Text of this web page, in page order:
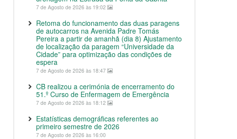
7 de Agosto de 2026 às 19:02
Retoma do funcionamento das duas paragens
de autocarros na Avenida Padre Tomás
Pereira a partir de amanhã (dia 8) Ajustamento
de localização da paragem “Universidade da
Cidade” para optimização das condições de
espera
7 de Agosto de 2026 às 18:47
CB realizou a cerimónia de encerramento do
51.º Curso de Enfermagem de Emergência
7 de Agosto de 2026 às 18:12
Estatísticas demográficas referentes ao
primeiro semestre de 2026
7 de Agosto de 2026 às 16:00